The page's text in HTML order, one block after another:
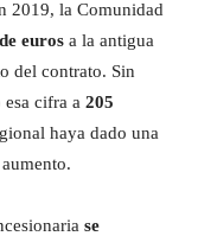
2019, la Comunidad
euros a la antigua
del contrato. Sin
cifra a 205
haya dado una
se